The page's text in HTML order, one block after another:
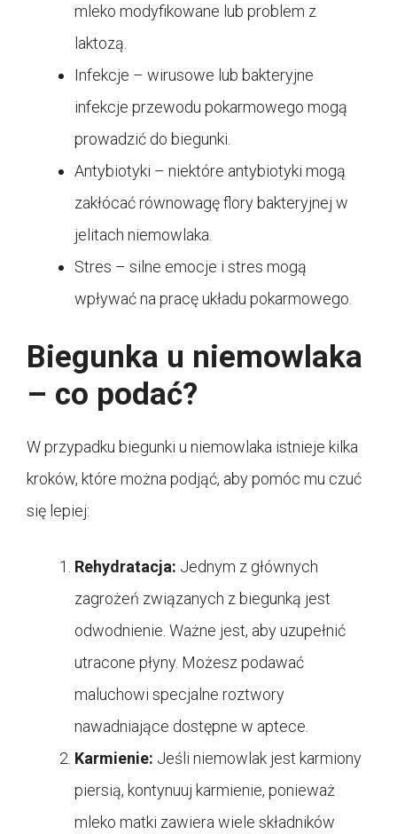
mleko modyfikowane lub problem z
laktozą.
Infekcje – wirusowe lub bakteryjne
infekcje przewodu pokarmowego mogą
prowadzić do biegunki.
Antybiotyki – niektóre antybiotyki mogą
zakłócać równowagę flory bakteryjnej w
jelitach niemowlaka.
Stres – silne emocje i stres mogą
wpływać na pracę układu pokarmowego.
Biegunka u niemowlaka
– co podać?
W przypadku biegunki u niemowlaka istnieje kilka
kroków, które można podjąć, aby pomóc mu czuć
się lepiej:
Rehydratacja: Jednym z głównych
zagrożeń związanych z biegunką jest
odwodnienie. Ważne jest, aby uzupełnić
utracone płyny. Możesz podawać
maluchowi specjalne roztwory
nawadniające dostępne w aptece.
Karmienie: Jeśli niemowlak jest karmiony
piersią, kontynuuj karmienie, ponieważ
mleko matki zawiera wiele składników